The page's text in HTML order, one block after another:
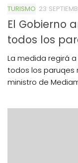
TURISMO 23
El Gobierno
todos los
La medida regirá
todos los paruqes
ministro de